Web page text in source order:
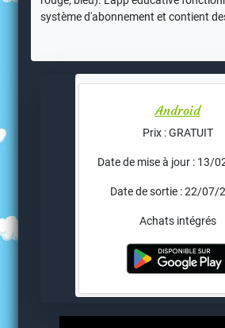
système d'abonnement et contient
Android
Prix : GRATUIT
Date de mise à jour : 13/
Date de sortie : 22/07/
Achats intégrés